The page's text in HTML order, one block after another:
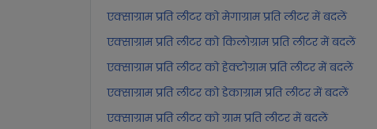
एक्साग्राम प्रति लीटर को मेगाग्राम प्रति लीटर में बदलें
एक्साग्राम प्रति लीटर को किलोग्राम प्रति लीटर में बदलें
एक्साग्राम प्रति लीटर को हेक्टोग्राम प्रति लीटर में बदलें
एक्साग्राम प्रति लीटर को डेकाग्राम प्रति लीटर में बदलें
एक्साग्राम प्रति लीटर को ग्राम प्रति लीटर में बदलें